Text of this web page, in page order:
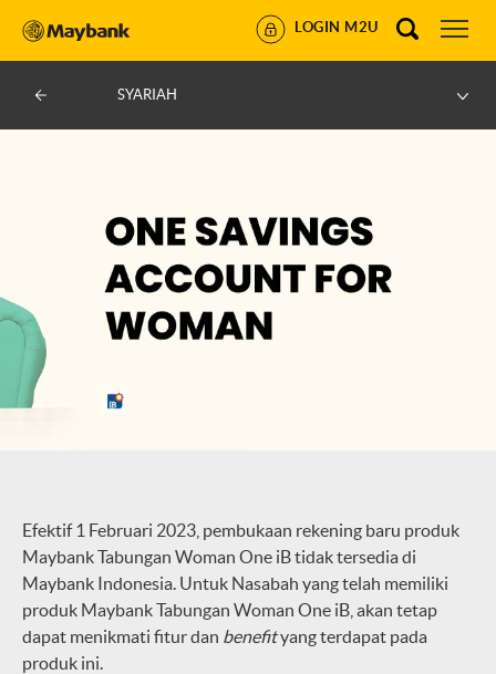
LOGIN M2U
SYARIAH
Efektif 1 Februari 2023, pembukaan rekening baru produk
Maybank Tabungan Woman One iB tidak tersedia di
Maybank Indonesia. Untuk Nasabah yang telah memiliki
produk Maybank Tabungan Woman One iB, akan tetap
dapat menikmati fitur dan benefityang terdapat pada
produk ini.